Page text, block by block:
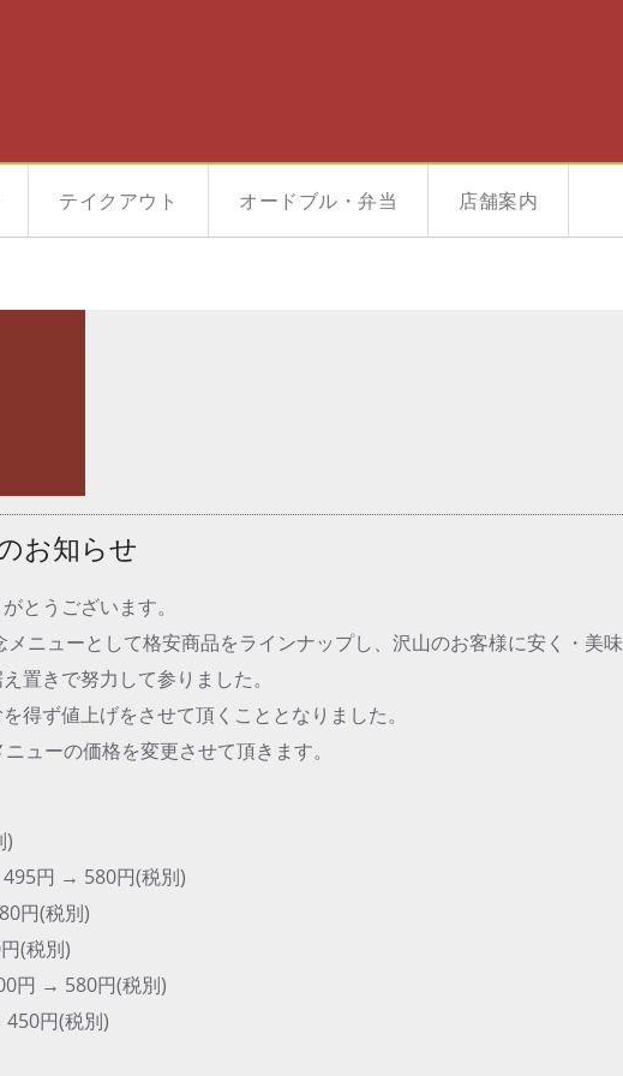
テイクアウト オードブル・弁当 店舗案内
お知らせ
とうございます。
ニューとして格安商品をラインナップし、沢山のお客様に安く・美味
置きで努力して参りました。
得ず値上げをさせて頂くこととなりました。
ューの価格を変更させて頂きます。
)
円 → 580円(税別)
円(税別)
(税別)
円 → 580円(税別)
円(税別)